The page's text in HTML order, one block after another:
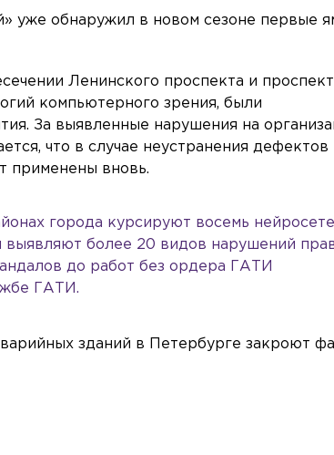
уже обнаружил в новом сезоне первые
Ленинского проспекта и
компьютерного зрения, были
За выявленные нарушения на
что в случае неустранения дефектов
применены вновь.
города курсируют восемь
выявляют более 20 видов нарушений
до работ без ордера ГАТИ
ГАТИ.
зданий в Петербурге закроют